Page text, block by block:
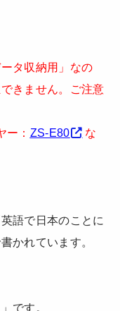
タ収納用」なの
きません。ご注意
ー： ZS-E80
な
語で日本のことに
かれています。
です。